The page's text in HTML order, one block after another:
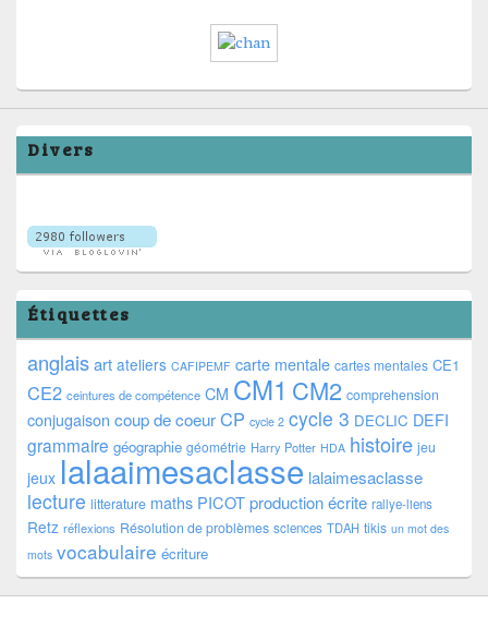
Divers
Étiquettes
anglaisart ateliers CAFIPEMF carte mentale cartes mentales CE1
CE2 ceintures de compétence CM CM1 CM2 comprehension
conjugaison coup de coeurCP cycle 2 cycle 3 DECLIC DEFI
grammaire géographie géométrie Harry Potter HDA histoire jeu
jeux lalaaimesaclasse lalaimesaclasse
lecture litterature maths PICOTproduction écrite rallye-liens
Retz réflexions Résolution de problèmes sciences TDAH tikis un mot des
mots vocabulaire écriture